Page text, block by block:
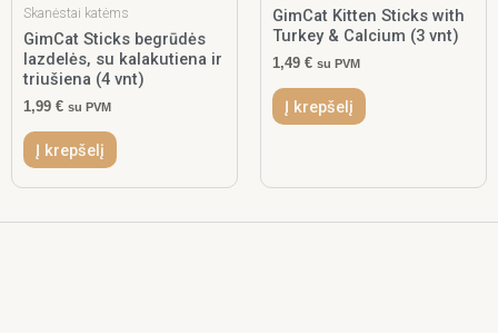
Skanėstai katėms
GimCat Sticks begrūdės
lazdelės, su kalakutiena ir
triušiena (4 vnt)
1,99 € su PVM
Į krepšelį
GimCat Kitten Sticks with
Turkey & Calcium (3 vnt)
1,49 € su PVM
Į krepšelį